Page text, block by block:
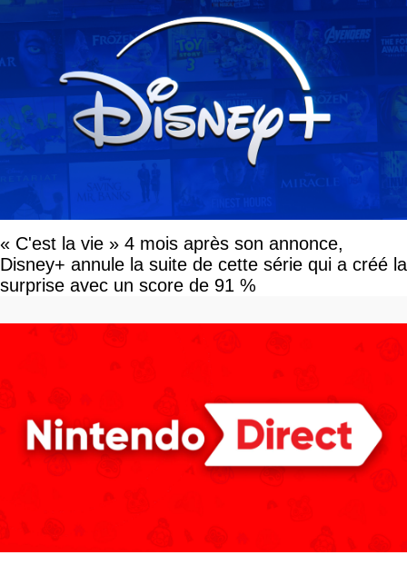
« C'est la vie » 4 mois après son annonce,
Disney+ annule la suite de cette série qui a créé la
surprise avec un score de 91 %